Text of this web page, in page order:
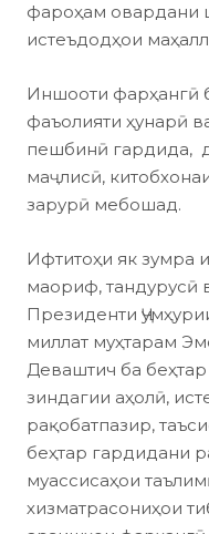
фароҳам овардани
истеъдодҳои
Иншооти фарҳангӣ
фаъолияти ҳунарӣ
пешбинӣ гардида,
маҷлисӣ,
зарурӣ мебошад.
Ифтитоҳи як зумра
маориф, тандурусӣ
Президенти
миллат муҳтарам
Деваштич ба
зиндагии аҳолӣ,
рақобатпазир,
беҳтар гардидани
муассисаҳои
хизматрасониҳои